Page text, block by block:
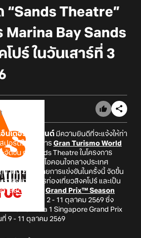
“Sands Theatre”
Marina Bay Sands
โปร์ ในวันเสาร์ที่ 3
นเตอร์เทนเมนต์ มีความยินดีที่จะแจ้งให้ท่า
ปอร์ตในรายการ Gran Turismo World
จัดขึ้น ณ Sands Theatre ในโครงการ
ลนด์มาร์คระดับไอคอนใจกลางประเทศ
ตุลาคม 2569 โดยการแข่งขันในครั้งนี้ จัดขึ้น
กรรมการการท่องเที่ยวสิงคโปร์ และเป็น
กาลสุดยิ่งใหญ่ Grand Prix™ Season
ขึ้นระหว่างวันที่ 2 - 11 ตุลาคม 2569 ซึ่ง
ข่งขัน Formula 1 Singapore Grand Prix
9 - 11 ตุลาคม 2569